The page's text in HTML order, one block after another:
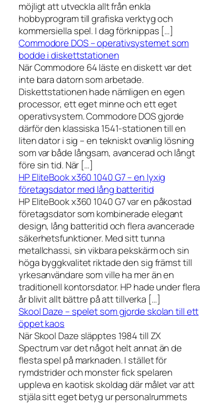
möjligt att utveckla allt från enkla
hobbyprogram till grafiska verktyg och
kommersiella spel. I dag förknippas […]
Commodore DOS – operativsystemet som
bodde i diskettstationen
När Commodore 64 läste en diskett var det
inte bara datorn som arbetade.
Diskettstationen hade nämligen en egen
processor, ett eget minne och ett eget
operativsystem. Commodore DOS gjorde
därför den klassiska 1541-stationen till en
liten dator i sig – en tekniskt ovanlig lösning
som var både långsam, avancerad och långt
före sin tid. När […]
HP EliteBook x360 1040 G7 – en lyxig
företagsdator med lång batteritid
HP EliteBook x360 1040 G7 var en påkostad
företagsdator som kombinerade elegant
design, lång batteritid och flera avancerade
säkerhetsfunktioner. Med sitt tunna
metallchassi, sin vikbara pekskärm och sin
höga byggkvalitet riktade den sig främst till
yrkesanvändare som ville ha mer än en
traditionell kontorsdator. HP hade under flera
år blivit allt bättre på att tillverka […]
Skool Daze – spelet som gjorde skolan till ett
öppet kaos
När Skool Daze släpptes 1984 till ZX
Spectrum var det något helt annat än de
flesta spel på marknaden. I stället för
rymdstrider och monster fick spelaren
uppleva en kaotisk skoldag där målet var att
stjäla sitt eget betyg ur personalrummets